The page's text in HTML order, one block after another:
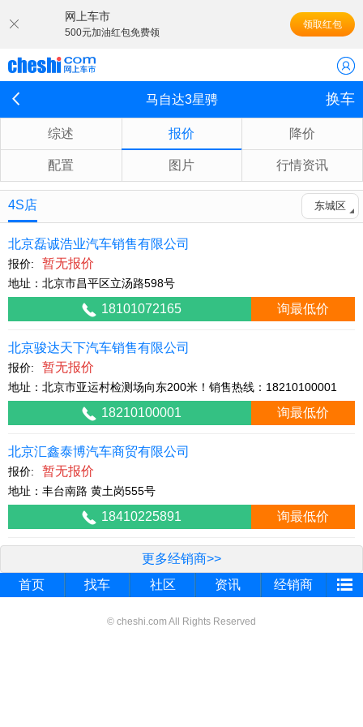
网上车市
500元加油红包免费领
领取红包
马自达3星骋 换车
综述 报价 降价
配置 图片 行情资讯
4S店 东城区
北京磊诚浩业汽车销售有限公司
报价: 暂无报价
地址：北京市昌平区立汤路598号
18101072165 询最低价
北京骏达天下汽车销售有限公司
报价: 暂无报价
地址：北京市亚运村检测场向东200米！销售热线：18210100001
18210100001 询最低价
北京汇鑫泰博汽车商贸有限公司
报价: 暂无报价
地址：丰台南路 黄土岗555号
18410225891 询最低价
更多经销商>>
首页
找车 社区 资讯 经销商
© cheshi.com All Rights Reserved